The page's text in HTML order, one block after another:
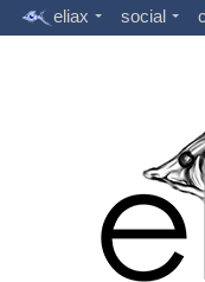
eliax social